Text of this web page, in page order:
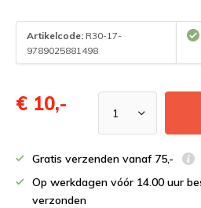
Artikelcode: R30-17-
9789025881498
€ 10,-
Gratis verzenden vanaf 75,-
Op werkdagen vóór 14.00 uur
verzonden